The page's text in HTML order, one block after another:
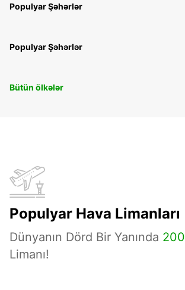
Populyar Şəhərlər
Populyar Şəhərlər
Bütün ölkələr
Populyar Hava Limanları
Dünyanın Dörd Bir Yanında 200
Limanı!